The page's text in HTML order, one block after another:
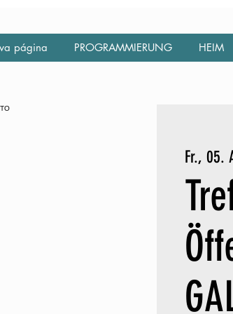
página PROGRAMMIERUNG HEIM
Fr., 05.